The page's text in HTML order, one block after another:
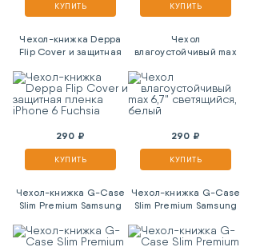
КУПИТЬ КУПИТЬ
Чехол-книжка Deppa
Flip Cover и защитная
Fuchsia
290 ₽
КУПИТЬ
Чехол
влагоустойчивый max
белый
290 ₽
КУПИТЬ
Чехол-книжка G-Case
Slim Premium Samsung
Black
Чехол-книжка G-Case
Slim Premium Samsung